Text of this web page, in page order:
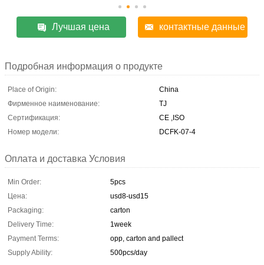
Лучшая цена контактные данные
Подробная информация о продукте
Place of Origin:
China
Фирменное наименование:
TJ
Сертификация:
CE ,ISO
Номер модели:
DCFK-07-4
Оплата и доставка Условия
Min Order:
5pcs
Цена:
usd8-usd15
Packaging:
carton
Delivery Time:
1week
Payment Terms:
opp, carton and pallect
Supply Ability:
500pcs/day